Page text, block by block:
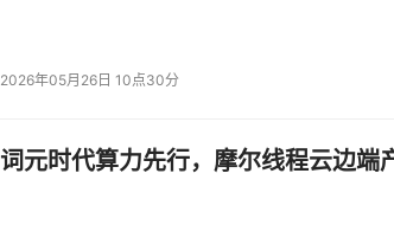
2026年05月26日 10点30分
词元时代算力先行，摩尔线程云边端